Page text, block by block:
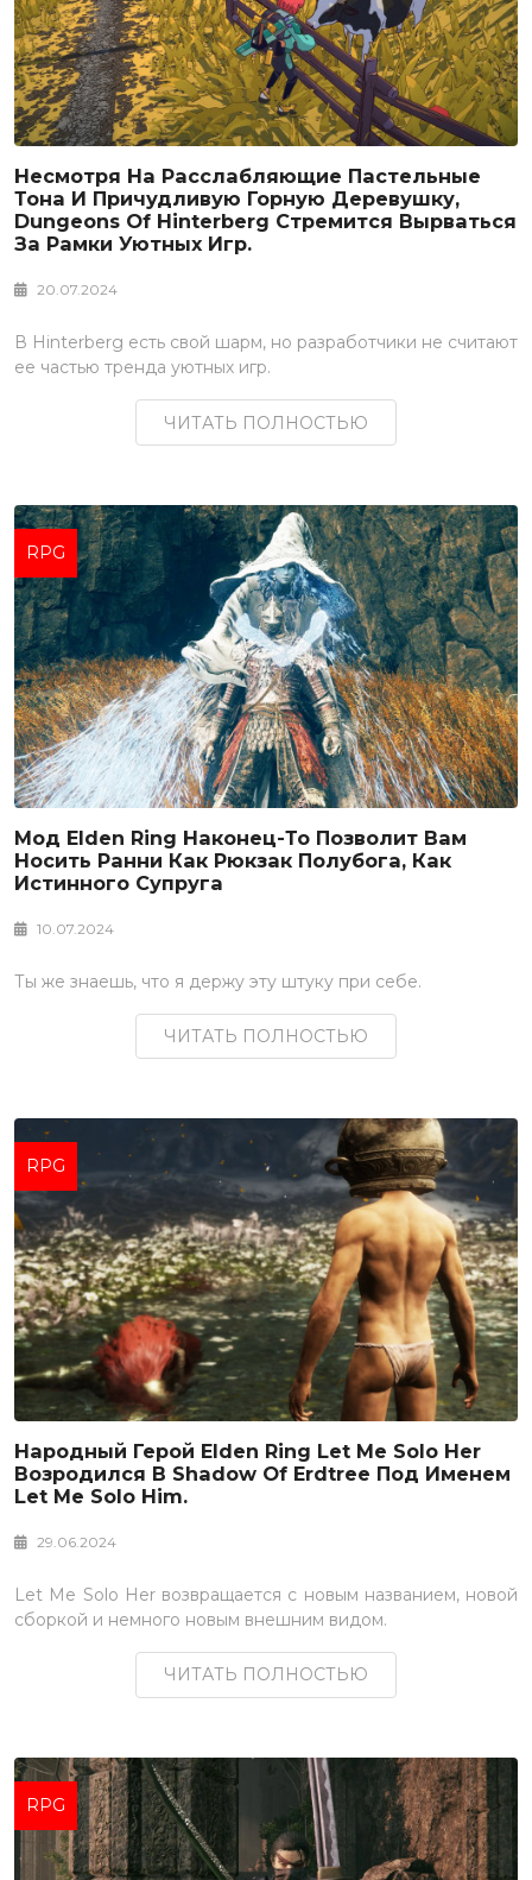
Несмотря На Расслабляющие Пастельные
Тона И Причудливую Горную Деревушку,
Dungeons Of Hinterberg Стремится Вырваться
За Рамки Уютных Игр.
20.07.2024
В Hinterberg есть свой шарм, но разработчики не считают
ее частью тренда уютных игр.
ЧИТАТЬ ПОЛНОСТЬЮ
RPG
Мод Elden Ring Наконец-То Позволит Вам
Носить Ранни Как Рюкзак Полубога, Как
Истинного Супруга
10.07.2024
Ты же знаешь, что я держу эту штуку при себе.
ЧИТАТЬ ПОЛНОСТЬЮ
RPG
Народный Герой Elden Ring Let Me Solo Her
Возродился В Shadow Of Erdtree Под Именем
Let Me Solo Him.
29.06.2024
Let Me Solo Her возвращается с новым названием, новой
сборкой и немного новым внешним видом.
ЧИТАТЬ ПОЛНОСТЬЮ
RPG